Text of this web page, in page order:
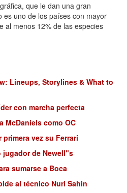
que le dan una gran
es uno de los países con mayor
al menos 12% de las especies
Lineups, Storylines & What to
con marcha perfecta
McDaniels como OC
vez su Ferrari
jugador de Newell"s
sumarse a Boca
al técnico Nuri Sahin